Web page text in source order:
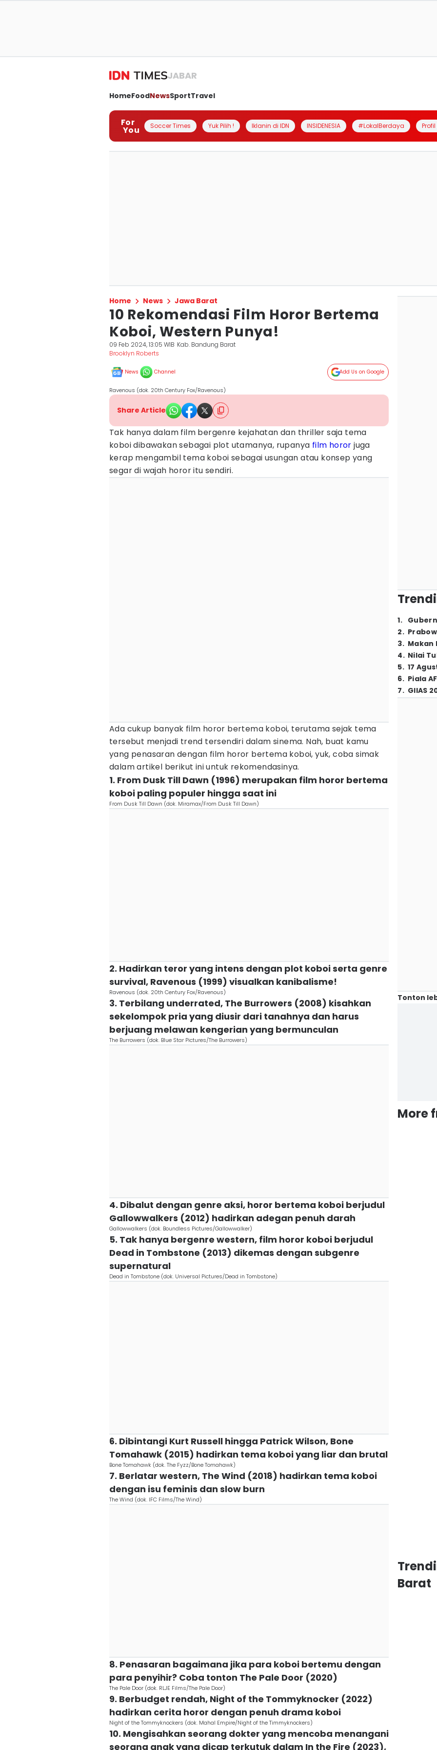
JABAR
HomeFoodNewsSportTravel
For
You Soccer Times Yuk Pilih ! Iklanin di IDN INSIDENESIA #LokalBerdaya
Home News Jawa Barat
10 Rekomendasi Film Horor Bertema
Koboi, Western Punya!
09 Feb 2024, 13:05 WIB Kab. Bandung Barat
Brooklyn Roberts
News Channel Add Us on Google
Ravenous (dok. 20th Century Fox/Ravenous)
Share Article
Tak hanya dalam film bergenre kejahatan dan thriller saja tema
koboi dibawakan sebagai plot utamanya, rupanya film horor juga
kerap mengambil tema koboi sebagai usungan atau konsep yang
segar di wajah horor itu sendiri.
Ada cukup banyak film horor bertema koboi, terutama sejak tema
tersebut menjadi trend tersendiri dalam sinema. Nah, buat kamu
yang penasaran dengan film horor bertema koboi, yuk, coba simak
dalam artikel berikut ini untuk rekomendasinya.
1. From Dusk Till Dawn (1996) merupakan film horor bertema
koboi paling populer hingga saat ini
From Dusk Till Dawn (dok. Miramax/From Dusk Till Dawn)
2. Hadirkan teror yang intens dengan plot koboi serta genre
survival, Ravenous (1999) visualkan kanibalisme!
Ravenous (dok. 20th Century Fox/Ravenous)
3. Terbilang underrated, The Burrowers (2008) kisahkan
sekelompok pria yang diusir dari tanahnya dan harus
berjuang melawan kengerian yang bermunculan
The Burrowers (dok. Blue Star Pictures/The Burrowers)
4. Dibalut dengan genre aksi, horor bertema koboi berjudul
Gallowwalkers (2012) hadirkan adegan penuh darah
Gallowwalkers (dok. Boundless Pictures/Gallowwalker)
5. Tak hanya bergenre western, film horor koboi berjudul
Dead in Tombstone (2013) dikemas dengan subgenre
supernatural
Dead in Tombstone (dok. Universal Pictures/Dead in Tombstone)
6. Dibintangi Kurt Russell hingga Patrick Wilson, Bone
Tomahawk (2015) hadirkan tema koboi yang liar dan brutal
Bone Tomahawk (dok. The Fyzz/Bone Tomahawk)
7. Berlatar western, The Wind (2018) hadirkan tema koboi
dengan isu feminis dan slow burn
The Wind (dok. IFC Films/The Wind)
8. Penasaran bagaimana jika para koboi bertemu dengan
para penyihir? Coba tonton The Pale Door (2020)
The Pale Door (dok. RLJE Films/The Pale Door)
9. Berbudget rendah, Night of the Tommyknocker (2022)
hadirkan cerita horor dengan penuh drama koboi
Night of the Tommyknockers (dok. Mahal Empire/Night of the Timmyknockers)
10. Mengisahkan seorang dokter yang mencoba menangani
seorang anak yang dicap terkutuk dalam In the Fire (2023),
1.
2.
3. Makan
4. Nilai
5. 17
6. Piala
7. GIIAS
Tonton
More
Barat